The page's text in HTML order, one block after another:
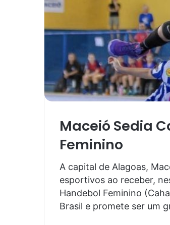
Maceió Sedia
Feminino
A capital de Alagoas,
esportivos ao receber,
Handebol Feminino
Brasil e promete ser um